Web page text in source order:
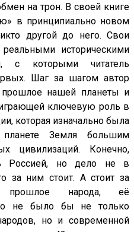
на трон. В своей книге
в принципиально новом
другой до него. Свои
историческими
с которыми читатель
Шаг за шагом автор
прошлое нашей планеты и
ключевую роль в
которая изначально была
Земля большим
цивилизаций. Конечно,
Россией, но дело не в
за ним стоит. А стоит за
прошлое народа, её
не было бы не только
но и современной